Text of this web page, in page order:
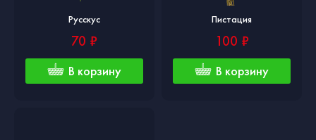
Русскус
70 ₽
В корзину
Пистация
100 ₽
В корзину